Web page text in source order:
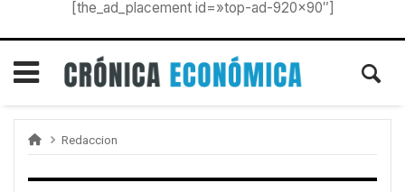
[the_ad_placement id=»top-ad-920×90″]
Redaccion